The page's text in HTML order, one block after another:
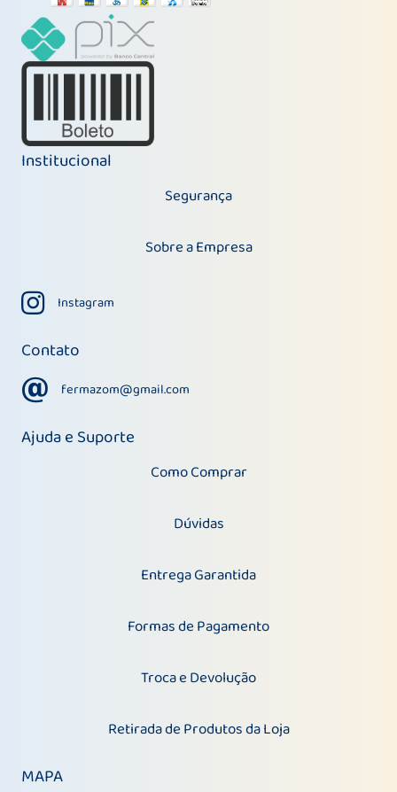
Institucional
Segurança
Sobre a Empresa
InstagramInstagram
Contato
fermazom@gmail.com
fermazom@gmail.com
Ajuda e Suporte
Como Comprar
Dúvidas
Entrega Garantida
Formas de Pagamento
Troca e Devolução
Retirada de Produtos da Loja
MAPA